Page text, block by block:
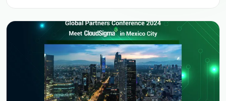
applications BI en temps réel. Profil client Conçus pour un
cloud computing durable, les processeurs Cloud Native
d'Ampere Computing présentent une conception
monothread et multicœur t